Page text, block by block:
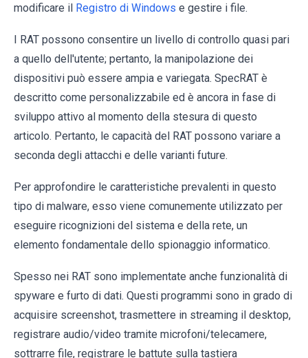
modificare il Registro di Windows e gestire i file.
I RAT possono consentire un livello di controllo quasi pari
a quello dell'utente; pertanto, la manipolazione dei
dispositivi può essere ampia e variegata. SpecRAT è
descritto come personalizzabile ed è ancora in fase di
sviluppo attivo al momento della stesura di questo
articolo. Pertanto, le capacità del RAT possono variare a
seconda degli attacchi e delle varianti future.
Per approfondire le caratteristiche prevalenti in questo
tipo di malware, esso viene comunemente utilizzato per
eseguire ricognizioni del sistema e della rete, un
elemento fondamentale dello spionaggio informatico.
Spesso nei RAT sono implementate anche funzionalità di
spyware e furto di dati. Questi programmi sono in grado di
acquisire screenshot, trasmettere in streaming il desktop,
registrare audio/video tramite microfoni/telecamere,
sottrarre file, registrare le battute sulla tastiera